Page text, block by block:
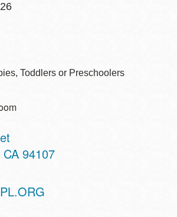
Toddlers or Preschoolers
CA 94107